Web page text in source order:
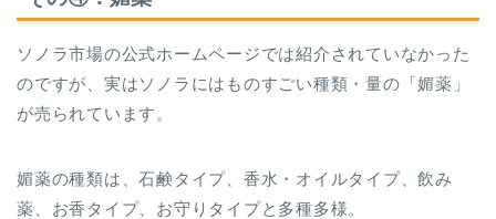
ソノラ市場の公式ホームページでは紹介されていなかった
のですが、実はソノラにはものすごい種類・量の「媚薬」
が売られています。
媚薬の種類は、石鹸タイプ、香水・オイルタイプ、飲み
薬、お香タイプ、お守りタイプと多種多様。